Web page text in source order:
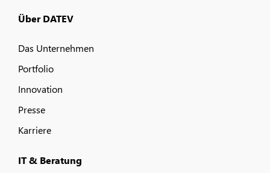
Über DATEV
Das Unternehmen
Portfolio
Innovation
Presse
Karriere
IT & Beratung